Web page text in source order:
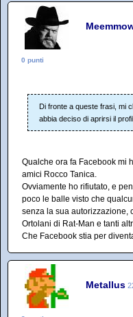
0 punti
Di fronte a queste frasi, mi
abbia deciso di aprirsi il
Qualche ora fa Facebook mi
amici Rocco Tanica.
Ovviamente ho rifiutato, e
poco le balle visto che
senza la sua autorizzazione,
Ortolani di Rat-Man e tanti
Che Facebook stia per
Metallus